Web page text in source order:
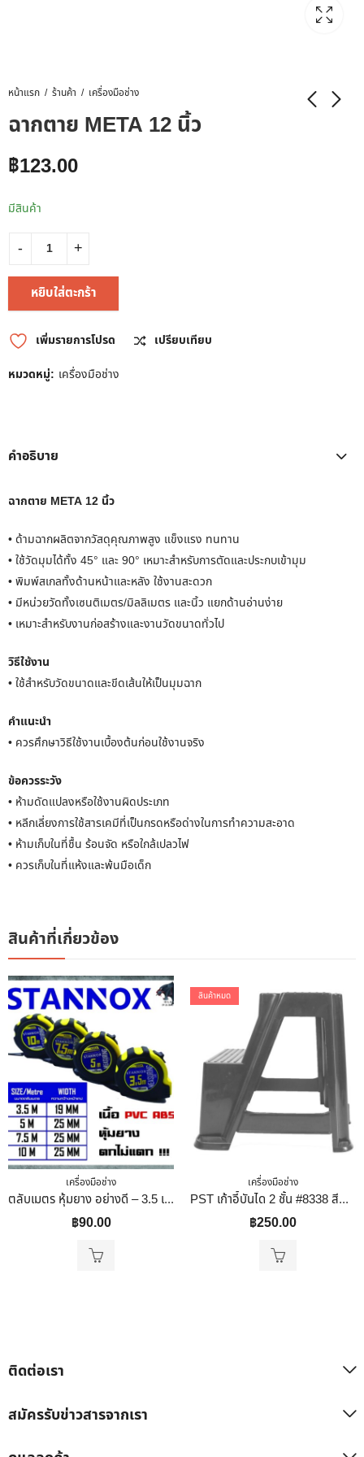
หน้าแรก ร้านค้า เครื่องมือช่าง
ฉากตาย META 12 นิ้ว
฿123.00
มีสินค้า
หยิบใส่ตะกร้า
เพิ่มรายการโปรด
เปรียบเทียบ
หมวดหมู่: เครื่องมือช่าง
คำอธิบาย
ฉากตาย META 12 นิ้ว
• ด้ามฉากผลิตจากวัสดุคุณภาพสูง แข็งแรง ทนทาน
• ใช้วัดมุมได้ทั้ง 45° และ 90° เหมาะสำหรับการตัดและประกบเข้ามุม
• พิมพ์สเกลทั้งด้านหน้าและหลัง ใช้งานสะดวก
• มีหน่วยวัดทั้งเซนติเมตร/มิลลิเมตร และนิ้ว แยกด้านอ่านง่าย
• เหมาะสำหรับงานก่อสร้างและงานวัดขนาดทั่วไป
วิธีใช้งาน
• ใช้สำหรับวัดขนาดและขีดเส้นให้เป็นมุมฉาก
คำแนะนำ
• ควรศึกษาวิธีใช้งานเบื้องต้นก่อนใช้งานจริง
ข้อควรระวัง
• ห้ามดัดแปลงหรือใช้งานผิดประเภท
• หลีกเลี่ยงการใช้สารเคมีที่เป็นกรดหรือด่างในการทำความสะอาด
• ห้ามเก็บในที่ชื้น ร้อนจัด หรือใกล้เปลวไฟ
• ควรเก็บในที่แห้งและพ้นมือเด็ก
สินค้าที่เกี่ยวข้อง
เครื่องมือช่าง
ตลับเมตร หุ้มยาง อย่างดี – 3.5 เมตร STANNOX
฿90.00
สินค้าหมด
เครื่องมือช่าง
PST เก้าอี้บันได 2 ชั้น #8338 สีดำ ใช้นั่ง และสามารถยืนบนเก้าอี้เพื่อเก็บของในที่สูงได้ 35x36x34
฿250.00
ติดต่อเรา
สมัครรับข่าวสารจากเรา